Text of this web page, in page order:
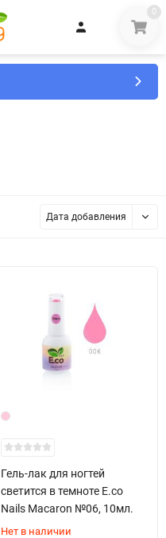
0
Дата добавления
Гель-лак для ногтей
светится в темноте E.co
Nails Macaron №06, 10мл.
Нет в наличии